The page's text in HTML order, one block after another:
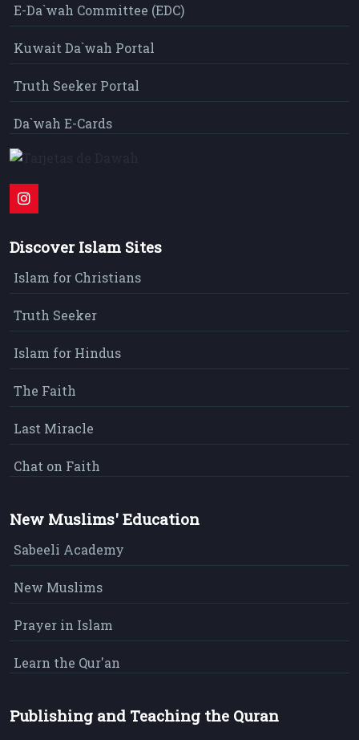
E-Da`wah Committee (EDC)
Kuwait Da`wah Portal
Truth Seeker Portal
Da`wah E-Cards
Discover Islam Sites
Islam for Christians
Truth Seeker
Islam for Hindus
The Faith
Last Miracle
Chat on Faith
New Muslims' Education
Sabeeli Academy
New Muslims
Prayer in Islam
Learn the Qur'an
Publishing and Teaching the Quran